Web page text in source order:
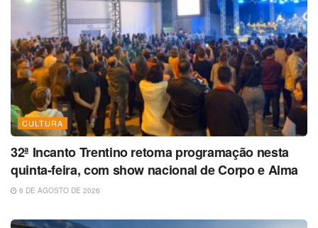
CULTURA
32ª Incanto Trentino retoma programação nesta
quinta-feira, com show nacional de Corpo e Alma
6 DE AGOSTO DE 2026